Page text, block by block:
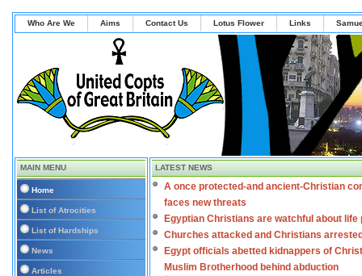
Who Are We Aims Contact Us Lotus Flower Links
MAIN MENU
Home
List of Atrocities
List of Hardships
News
Articles
LATEST NEWS
A once protected-and ancient-Christian
faces new threats
Egyptian Christians are watchful about life
Churches attacked and Christians
Egypt officials abetted kidnappers of
Muslim Brotherhood behind abduction